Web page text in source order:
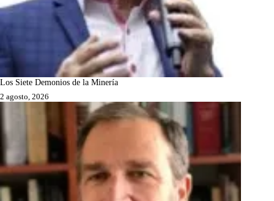
Los Siete Demonios de la Minería
2 agosto, 2026